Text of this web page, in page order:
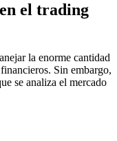
el trading
la enorme cantidad
Sin embargo,
se analiza el mercado